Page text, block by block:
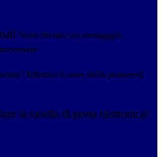
Verrà inviato un messaggio
Effettua il reset della password
la casella di posta elettronica!